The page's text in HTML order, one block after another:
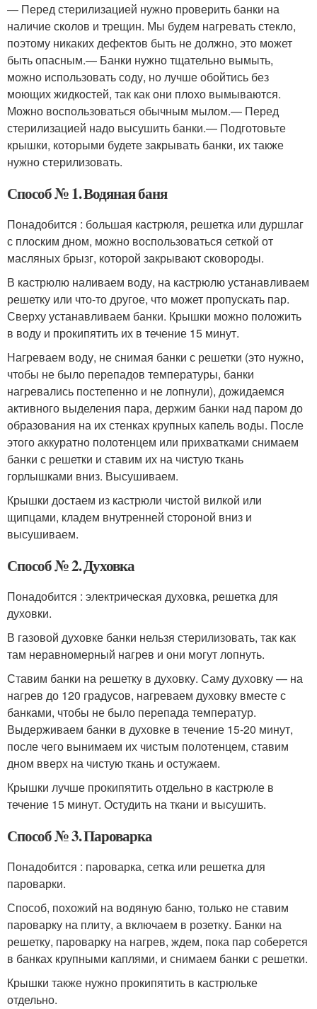
— Перед стерилизацией нужно проверить банки на
наличие сколов и трещин. Мы будем нагревать стекло,
поэтому никаких дефектов быть не должно, это может
быть опасным.— Банки нужно тщательно вымыть,
можно использовать соду, но лучше обойтись без
моющих жидкостей, так как они плохо вымываются.
Можно воспользоваться обычным мылом.— Перед
стерилизацией надо высушить банки.— Подготовьте
крышки, которыми будете закрывать банки, их также
нужно стерилизовать.
Способ № 1. Водяная баня
Понадобится : большая кастрюля, решетка или дуршлаг
с плоским дном, можно воспользоваться сеткой от
масляных брызг, которой закрывают сковороды.
В кастрюлю наливаем воду, на кастрюлю устанавливаем
решетку или что-то другое, что может пропускать пар.
Сверху устанавливаем банки. Крышки можно положить
в воду и прокипятить их в течение 15 минут.
Нагреваем воду, не снимая банки с решетки (это нужно,
чтобы не было перепадов температуры, банки
нагревались постепенно и не лопнули), дожидаемся
активного выделения пара, держим банки над паром до
образования на их стенках крупных капель воды. После
этого аккуратно полотенцем или прихватками снимаем
банки с решетки и ставим их на чистую ткань
горлышками вниз. Высушиваем.
Крышки достаем из кастрюли чистой вилкой или
щипцами, кладем внутренней стороной вниз и
высушиваем.
Способ № 2. Духовка
Понадобится : электрическая духовка, решетка для
духовки.
В газовой духовке банки нельзя стерилизовать, так как
там неравномерный нагрев и они могут лопнуть.
Ставим банки на решетку в духовку. Саму духовку — на
нагрев до 120 градусов, нагреваем духовку вместе с
банками, чтобы не было перепада температур.
Выдерживаем банки в духовке в течение 15-20 минут,
после чего вынимаем их чистым полотенцем, ставим
дном вверх на чистую ткань и остужаем.
Крышки лучше прокипятить отдельно в кастрюле в
течение 15 минут. Остудить на ткани и высушить.
Способ № 3. Пароварка
Понадобится : пароварка, сетка или решетка для
пароварки.
Способ, похожий на водяную баню, только не ставим
пароварку на плиту, а включаем в розетку. Банки на
решетку, пароварку на нагрев, ждем, пока пар соберется
в банках крупными каплями, и снимаем банки с решетки.
Крышки также нужно прокипятить в кастрюльке
отдельно.